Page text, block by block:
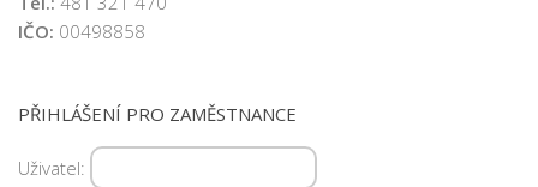
IČO: 00498858
PŘIHLÁŠENÍ PRO ZAMĚSTNANCE
Uživatel: